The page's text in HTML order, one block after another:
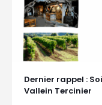
Dernier rappel :
Vallein Tercinier